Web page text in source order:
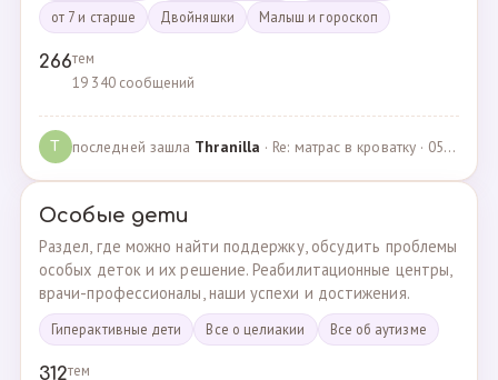
от 7 и старше
Двойняшки Малыш и гороскоп
266тем
19 340 сообщений
T последней зашла Thranilla · Re: матрас в кроватку · 05.05.2024
Особые дети
Раздел, где можно найти поддержку, обсудить проблемы
особых деток и их решение. Реабилитационные центры,
врачи-профессионалы, наши успехи и достижения.
Гиперактивные дети Все о целиакии Все об аутизме
312тем